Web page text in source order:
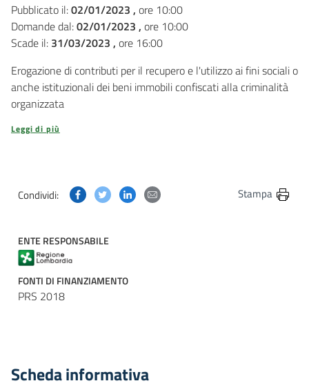
Pubblicato il:02/01/2023 , ore 10:00
Domande dal:02/01/2023 , ore 10:00
Scade il: 31/03/2023 , ore 16:00
Erogazione di contributi per il recupero e l'utilizzo ai fini sociali o
anche istituzionali dei beni immobili confiscati alla criminalità
organizzata
Leggi di più
Condividi: Condividi questa pagina su Facebook
Condividi questa pagina su Twitter
Condividi questa pagina su Linkedin
Condividi questa pagina via
Stampa
ENTE RESPONSABILE
FONTI DI FINANZIAMENTO
PRS 2018
Scheda informativa